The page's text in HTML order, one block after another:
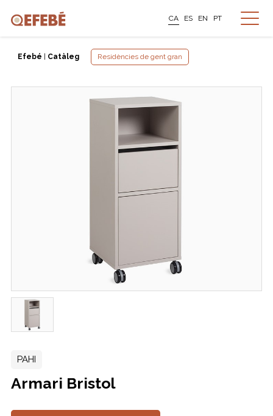
CA ES EN PT
Efebé Catàleg Residències de gent gran
PAHI
Armari Bristol